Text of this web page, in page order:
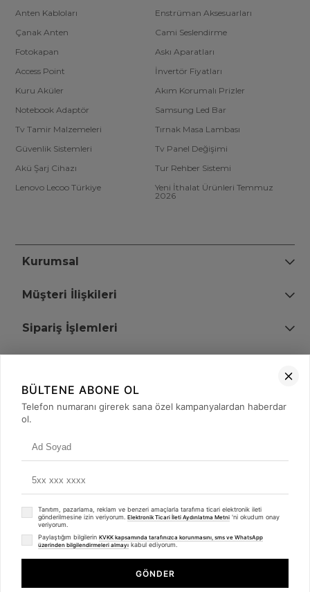
Anten Kabloları
Enstrüman Aksesuarları
Çanak Anten
Cami Seslendirme
Fotokapan
Askı Aparatları
Access Point
İnvertör Fiyatları
Kuru Aküler
Akım Korumalı Prizler
Notebook Adaptör
Samsung Led Bar
Tv Tamir Malzemeleri
Tırnak Masa Lambası
Güvenlik Sistemleri
Tv Panel Değişimi
Akü Şarj Cihazı
Tur Rehber Sistemi
Lenovo Lecoo Türkiye
Yeni İthalat Ürünleri Temmuz
2026
Kurumsal
Müşteri İlişkileri
Sipariş İşlemleri
+90 (850) 473 08 08
© 2008 - 2026merterelektronik.com
- Tüm Hakları Saklıdır. Kredi kartı bilgileriniz 256bit SSL sertifikası ile
Whatsapp
BÜLTENE ABONE OL
Telefon numaranı girerek sana özel kampanyalardan haberdar
ol.
Tanıtım, pazarlama, reklam ve benzeri amaçlarla tarafıma ticari elektronik ileti
gönderilmesine izin veriyorum. Elektronik Ticari İleti Aydınlatma Metni 'ni okudum onay
veriyorum.
Paylaştığım bilgilerin KVKK kapsamında tarafınızca korunmasını, sms ve WhatsApp
üzerinden bilgilendirmeleri almayı kabul ediyorum.
GÖNDER